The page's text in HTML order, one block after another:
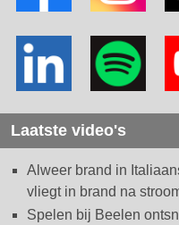
Laatste video's
Alweer brand in
vliegt in brand na
Spelen bij Beelen